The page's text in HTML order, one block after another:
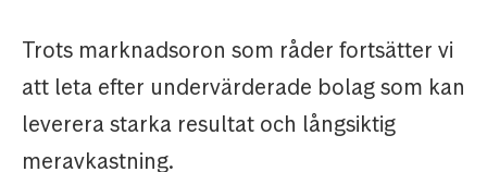
Trots marknadsoron som råder fortsätter vi
att leta efter undervärderade bolag som kan
leverera starka resultat och långsiktig
meravkastning.